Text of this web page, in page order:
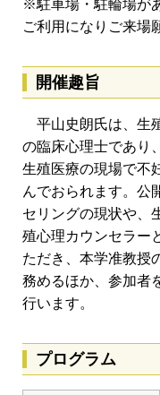
※駐車場・駐輪場が
ご利用になりご来場
開催趣旨
平山史朗氏は、生
の臨床心理士であり
生殖医療の現場で不
んでおられます。公
セリングの現状や、
殖心理カウンセラー
ただき、本学准教授
務めるほか、参加者
行います。
プログラム